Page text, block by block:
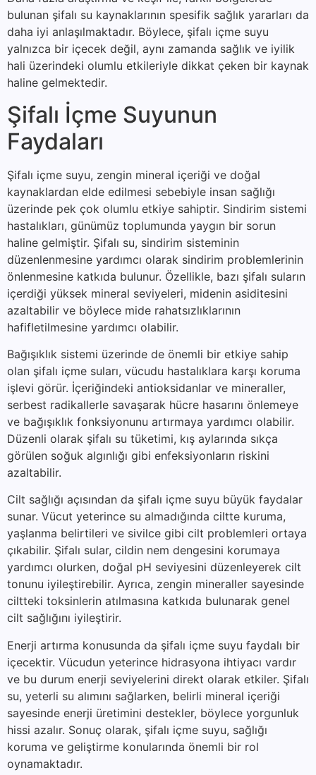
bulunan şifalı su kaynaklarının spesifik sağlık yararları da
daha iyi anlaşılmaktadır. Böylece, şifalı içme suyu
yalnızca bir içecek değil, aynı zamanda sağlık ve iyilik
hali üzerindeki olumlu etkileriyle dikkat çeken bir kaynak
haline gelmektedir.
Şifalı İçme Suyunun
Faydaları
Şifalı içme suyu, zengin mineral içeriği ve doğal
kaynaklardan elde edilmesi sebebiyle insan sağlığı
üzerinde pek çok olumlu etkiye sahiptir. Sindirim sistemi
hastalıkları, günümüz toplumunda yaygın bir sorun
haline gelmiştir. Şifalı su, sindirim sisteminin
düzenlenmesine yardımcı olarak sindirim problemlerinin
önlenmesine katkıda bulunur. Özellikle, bazı şifalı suların
içerdiği yüksek mineral seviyeleri, midenin asiditesini
azaltabilir ve böylece mide rahatsızlıklarının
hafifletilmesine yardımcı olabilir.
Bağışıklık sistemi üzerinde de önemli bir etkiye sahip
olan şifalı içme suları, vücudu hastalıklara karşı koruma
işlevi görür. İçeriğindeki antioksidanlar ve mineraller,
serbest radikallerle savaşarak hücre hasarını önlemeye
ve bağışıklık fonksiyonunu artırmaya yardımcı olabilir.
Düzenli olarak şifalı su tüketimi, kış aylarında sıkça
görülen soğuk algınlığı gibi enfeksiyonların riskini
azaltabilir.
Cilt sağlığı açısından da şifalı içme suyu büyük faydalar
sunar. Vücut yeterince su almadığında ciltte kuruma,
yaşlanma belirtileri ve sivilce gibi cilt problemleri ortaya
çıkabilir. Şifalı sular, cildin nem dengesini korumaya
yardımcı olurken, doğal pH seviyesini düzenleyerek cilt
tonunu iyileştirebilir. Ayrıca, zengin mineraller sayesinde
ciltteki toksinlerin atılmasına katkıda bulunarak genel
cilt sağlığını iyileştirir.
Enerji artırma konusunda da şifalı içme suyu faydalı bir
içecektir. Vücudun yeterince hidrasyona ihtiyacı vardır
ve bu durum enerji seviyelerini direkt olarak etkiler. Şifalı
su, yeterli su alımını sağlarken, belirli mineral içeriği
sayesinde enerji üretimini destekler, böylece yorgunluk
hissi azalır. Sonuç olarak, şifalı içme suyu, sağlığı
koruma ve geliştirme konularında önemli bir rol
oynamaktadır.